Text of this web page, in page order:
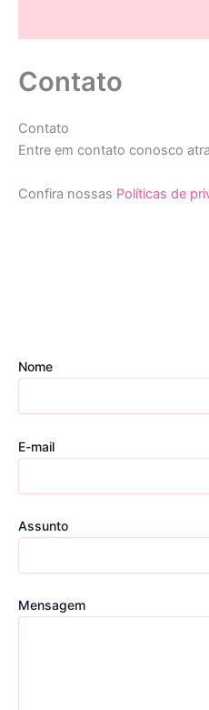
Contato
Contato
Entre em contato conosco
Confira nossas Políticas de
Nome
E-mail
Assunto
Mensagem